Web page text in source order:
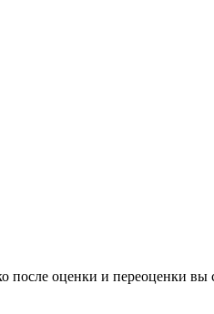
после оценки и переоценки вы